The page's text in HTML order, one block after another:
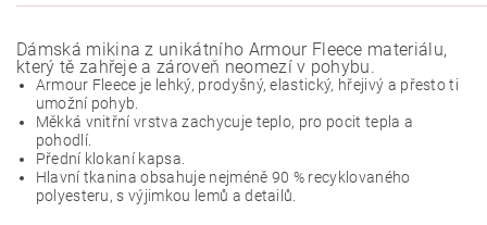
Dámská mikina z unikátního Armour Fleece materiálu,
který tě zahřeje a zároveň neomezí v pohybu.
Armour Fleece je lehký, prodyšný, elastický, hřejivý a přesto ti
umožní pohyb.
Měkká vnitřní vrstva zachycuje teplo, pro pocit tepla a
pohodlí.
Přední klokaní kapsa.
Hlavní tkanina obsahuje nejméně 90 % recyklovaného
polyesteru, s výjimkou lemů a detailů.